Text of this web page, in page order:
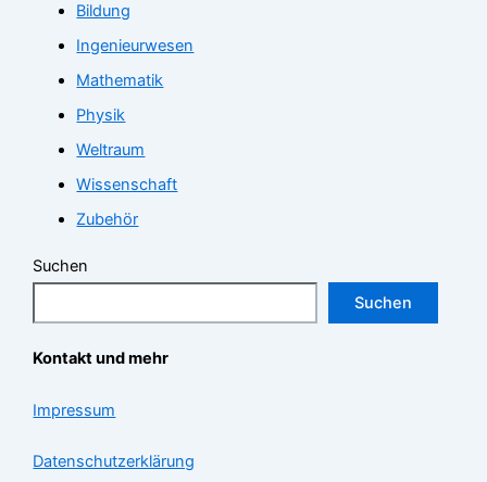
Bildung
Ingenieurwesen
Mathematik
Physik
Weltraum
Wissenschaft
Zubehör
Suchen
Suchen
Kontakt und mehr
Impressum
Datenschutzerklärung